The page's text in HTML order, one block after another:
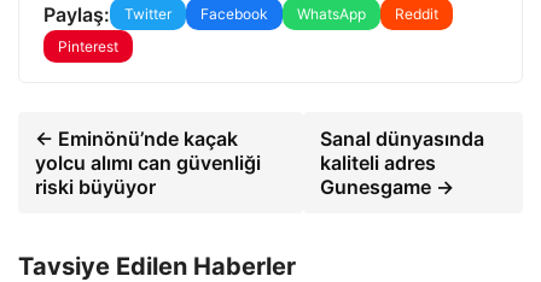
Paylaş: Twitter Facebook WhatsApp
Reddit
Pinterest
← Eminönü’nde kaçak
yolcu alımı can güvenliği
riski büyüyor
Sanal dünyasında
kaliteli adres
Gunesgame →
Tavsiye Edilen Haberler